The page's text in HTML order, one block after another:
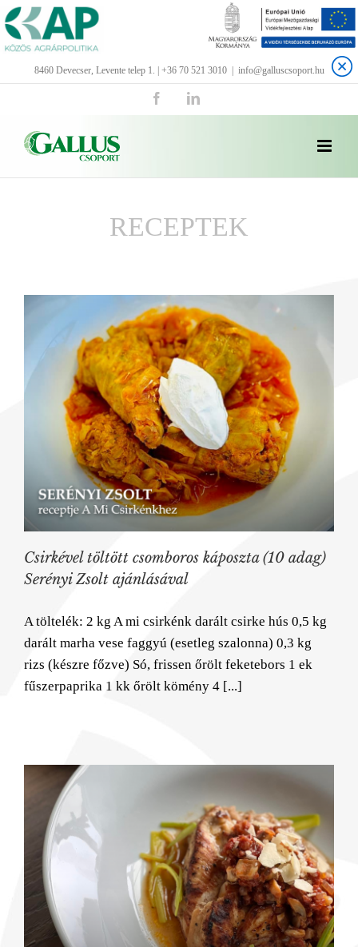
Kihagyás
8460 Devecser, Levente telep 1. | +36 70 521 3010 info@galluscsoport.hu
FacebookLinkedIn
RECEPTEK
Csirkével töltött csomboros káposzta (10 adag)
Serényi Zsolt ajánlásával
A töltelék: 2 kg A mi csirkénk darált csirke hús 0,5 kg
darált marha vese faggyú (esetleg szalonna) 0,3 kg
rizs (készre főzve) Só, frissen őrölt feketebors 1 ek
fűszerpaprika 1 kk őrölt kömény 4 [...]